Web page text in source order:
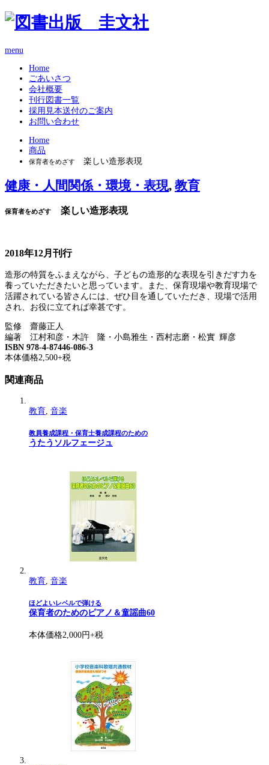
menu
Home
ごあいさつ
会社概要
刊行図書一覧
採用見本送付のご案内
お問い合わせ
Home
商品
保育者をめざす 楽しい造形表現
健康・人間関係・環境・表現, 教育
保育者をめざす 楽しい造形表現
2018年12月刊行
造形の特質をふまえながら、子どもの造形的な表現を引きだす力を
養っていただきたいと思っています。また、保育現場や教育現場で
活躍されている皆さんには、ぜひ目を通していただき、現場で活用
され、お役に立てれば幸甚です。
監修 齋藤正人
編著 江村和彦・木許 隆・小島雅生・西村志磨・松實 輝彦
ISBN 978-4-87446-086-3
本体価格2,500+税
関連商品
教育, 音楽
教員養成課程・保育士養成課程のための
うたうソルフェージュ
教育, 音楽
ほどよいレベルで弾ける
保育者のためのピアノ＆童謡曲60
本体価格2,000円+税